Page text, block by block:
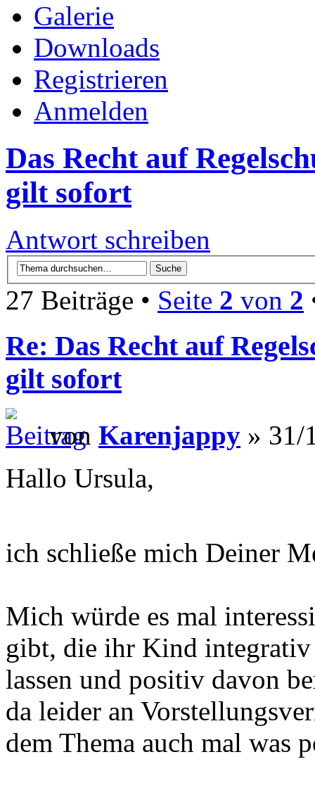
Galerie
Downloads
Registrieren
Anmelden
Das Recht auf
gilt sofort
Antwort schreiben
27 Beiträge • Seite 2 von 2
Re: Das Recht auf
gilt sofort
von Karenjappy » 31/
Hallo Ursula,
ich schließe mich Deiner
Mich würde es mal
gibt, die ihr Kind integrativ
lassen und positiv davon
da leider an
dem Thema auch mal was